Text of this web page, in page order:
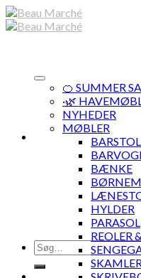
Skip
to
Søg
efter:
🍊 SUMMER
·🌿
NYHEDER
MØBLER
BÆNKE
HYLDER
PARASOL
REOLER